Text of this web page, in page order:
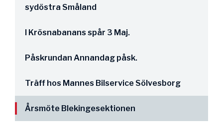
sydöstra Småland
I Krösnabanans spår 3 Maj.
Påskrundan Annandag påsk.
Träff hos Mannes Bilservice Sölvesborg
Årsmöte Blekingesektionen